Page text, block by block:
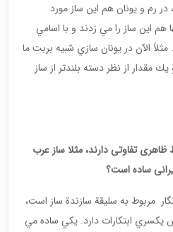
در رم و يونان هم اين ساز مورد
هم اين ساز را مي زدند و با اسامي
الآن در يونان سازي شبيه بربت ما
مقدار از نظر دسته بلندتر از ساز
ظاهری تفاوتی دارند، مثلا ساز عرب
ساده است؟
مربوط به سليقة سازندة ساز است،
ابتكارات دارد. يكي ساده مي